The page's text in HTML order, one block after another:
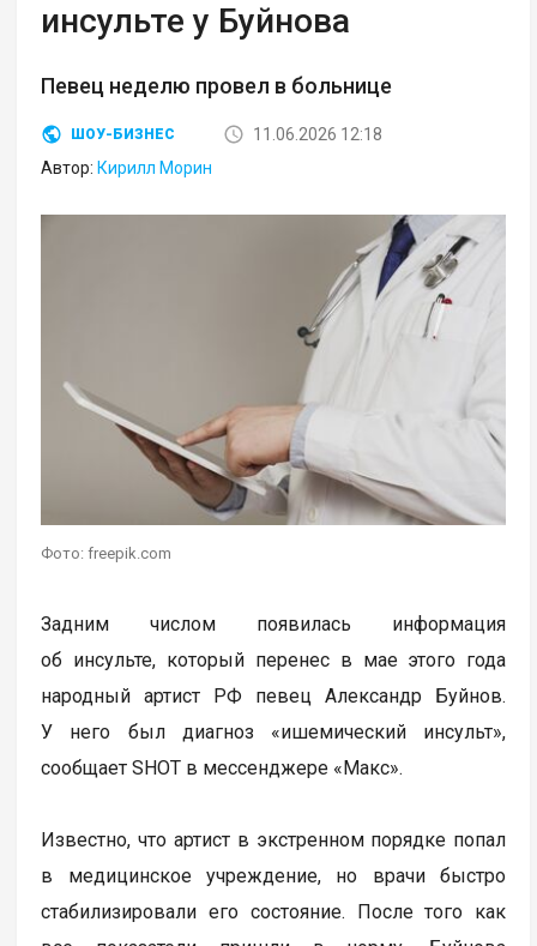
инсульте у Буйнова
Певец неделю провел в больнице
ШОУ-БИЗНЕС
11.06.2026 12:18
Автор: Кирилл Морин
Фото: freepik.com
Задним числом появилась информация
об инсульте, который перенес в мае этого года
народный артист РФ певец Александр Буйнов.
У него был диагноз «ишемический инсульт»,
сообщает SHOT в мессенджере «Макс».
Известно, что артист в экстренном порядке попал
в медицинское учреждение, но врачи быстро
стабилизировали его состояние. После того как